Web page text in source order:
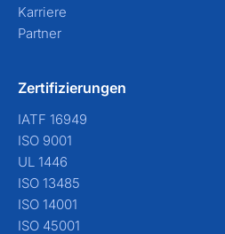
Karriere
Partner
Zertifizierungen
IATF 16949
ISO 9001
UL 1446
ISO 13485
ISO 14001
ISO 45001